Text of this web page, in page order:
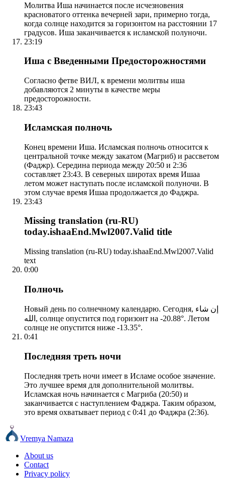
Молитва Иша начинается после исчезновения
красноватого оттенка вечерней зари, примерно тогда,
когда солнце находится за горизонтом на расстоянии 17
градусов. Иша заканчивается к исламской полуночи.
23:19
Иша с Введенными Предосторожностями
Согласно фетве ВИЛ, к времени молитвы иша
добавляются 2 минуты в качестве меры
предосторожности.
23:43
Исламская полночь
Конец времени Иша. Исламская полночь относится к
центральной точке между закатом (Магриб) и рассветом
(Фаджр). Середина периода между 20:50 и 2:36
составляет 23:43. В северных широтах время Ишаа
летом может наступать после исламской полуночи. В
этом случае время Ишаа продолжается до Фаджра.
23:43
Missing translation (ru-RU)
today.ishaaEnd.Mwl2007.Valid title
Missing translation (ru-RU) today.ishaaEnd.Mwl2007.Valid
text
0:00
Полночь
Новый день по солнечному календарю. Сегодня, إن شاء
الله, солнце опустится под горизонт на -20.88°. Летом
солнце не опустится ниже -13.35°.
0:41
Последняя треть ночи
Последняя треть ночи имеет в Исламе особое значение.
Это лучшее время для дополнительной молитвы.
Исламская ночь начинается с Магриба (20:50) и
заканчивается с наступлением Фаджра. Таким образом,
это время охватывает период с 0:41 до Фаджра (2:36).
Vremya Namaza
About us
Contact
Privacy policy